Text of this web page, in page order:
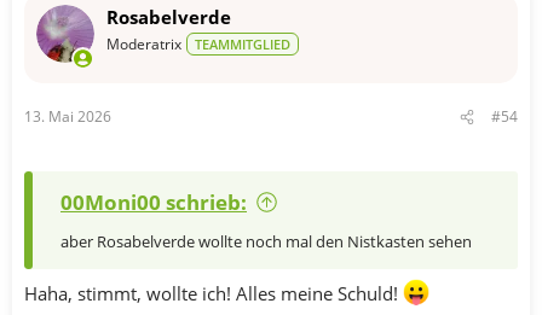
Rosabelverde
Moderatrix TEAMMITGLIED
13. Mai 2026 #54
00Moni00 schrieb:
aber Rosabelverde wollte noch mal den Nistkasten sehen
Haha, stimmt, wollte ich! Alles meine Schuld!